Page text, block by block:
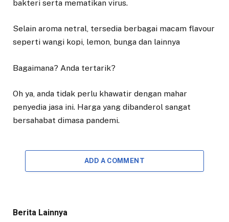
bakteri serta mematikan virus.
Selain aroma netral, tersedia berbagai macam flavour
seperti wangi kopi, lemon, bunga dan lainnya
Bagaimana? Anda tertarik?
Oh ya, anda tidak perlu khawatir dengan mahar
penyedia jasa ini. Harga yang dibanderol sangat
bersahabat dimasa pandemi.
ADD A COMMENT
Berita Lainnya